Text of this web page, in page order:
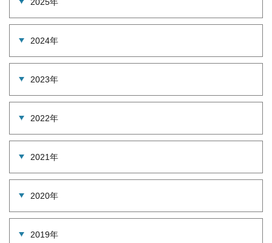
2024年
2023年
2022年
2021年
2020年
2019年